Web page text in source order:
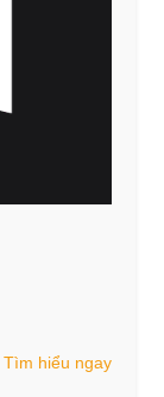
Tìm hiểu ngay